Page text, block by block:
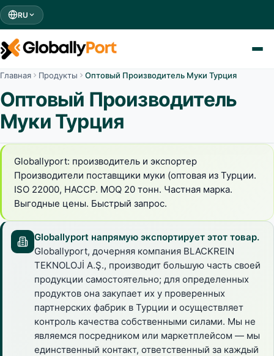
RU
Главная Продукты Оптовый Производитель Муки Турция
Оптовый Производитель
Муки Турция
Globallyport: производитель и экспортер
Производители поставщики муки (оптовая из Турции.
ISO 22000, HACCP. MOQ 20 тонн. Частная марка.
Выгодные цены. Быстрый запрос.
Globallyport напрямую экспортирует этот товар.
Globallyport, дочерняя компания BLACKREIN
TEKNOLOJİ A.Ş., производит большую часть своей
продукции самостоятельно; для определенных
продуктов она закупает их у проверенных
партнерских фабрик в Турции и осуществляет
контроль качества собственными силами. Мы не
являемся посредником или маркетплейсом — мы
единственный контакт, ответственный за каждый